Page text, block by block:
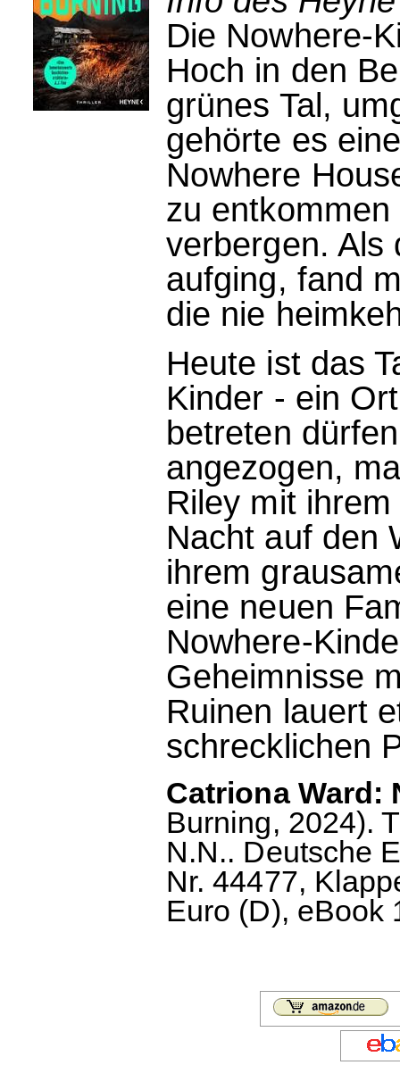
Die Nowhere-
Hoch in den
grünes Tal,
gehörte es
Nowhere
zu
verbergen. Als
aufging, fand
die nie
Heute ist das
Kinder - ein
betreten
angezogen,
Riley mit
Nacht auf den
ihrem
eine neuen
Nowhere-
Geheimnisse
Ruinen lauert
schrecklichen
Catriona Ward:
Burning, 2024).
N.N.. Deutsche
Nr. 44477,
Euro (D), eBook